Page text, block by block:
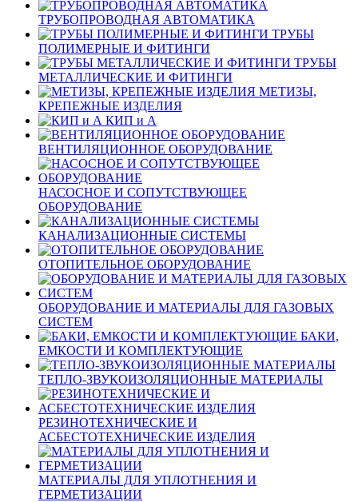
ТРУБОПРОВОДНАЯ АВТОМАТИКА
ТРУБЫ
ПОЛИМЕРНЫЕ И ФИТИНГИ
ТРУБЫ
МЕТАЛЛИЧЕСКИЕ И ФИТИНГИ
МЕТИЗЫ,
КРЕПЕЖНЫЕ ИЗДЕЛИЯ
КИП и А
ВЕНТИЛЯЦИОННОЕ ОБОРУДОВАНИЕ
НАСОСНОЕ И СОПУТСТВУЮЩЕЕ
ОБОРУДОВАНИЕ
КАНАЛИЗАЦИОННЫЕ СИСТЕМЫ
ОТОПИТЕЛЬНОЕ ОБОРУДОВАНИЕ
ОБОРУДОВАНИЕ И МАТЕРИАЛЫ ДЛЯ ГАЗОВЫХ
СИСТЕМ
БАКИ,
ЕМКОСТИ И КОМПЛЕКТУЮЩИЕ
ТЕПЛО-ЗВУКОИЗОЛЯЦИОННЫЕ МАТЕРИАЛЫ
РЕЗИНОТЕХНИЧЕСКИЕ И
АСБЕСТОТЕХНИЧЕСКИЕ ИЗДЕЛИЯ
МАТЕРИАЛЫ ДЛЯ УПЛОТНЕНИЯ И
ГЕРМЕТИЗАЦИИ